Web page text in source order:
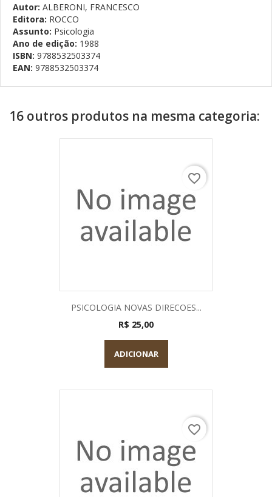
Autor: ALBERONI, FRANCESCO
Editora: ROCCO
Assunto: Psicologia
Ano de edição: 1988
ISBN: 9788532503374
EAN: 9788532503374
16 outros produtos na mesma categoria:
PSICOLOGIA NOVAS DIRECOES...
R$ 25,00
ADICIONAR
favorite_border
favorite_border